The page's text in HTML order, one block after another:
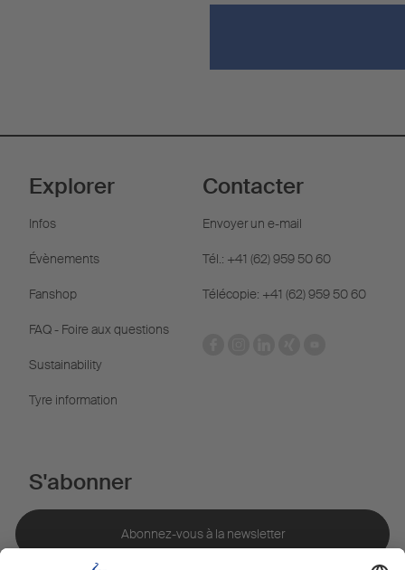
Explorer
Infos
Évènements
Fanshop
FAQ - Foire aux questions
Sustainability
Tyre information
Contacter
Envoyer un e-mail
Tél.: +41 (62) 959 50 60
Télécopie: +41 (62) 959 50 60
S'abonner